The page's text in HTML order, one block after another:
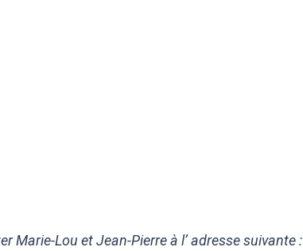
Lou et Jean-Pierre à l’ adresse suivante :